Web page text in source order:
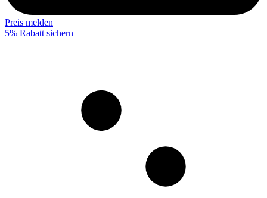
Preis melden
5% Rabatt sichern